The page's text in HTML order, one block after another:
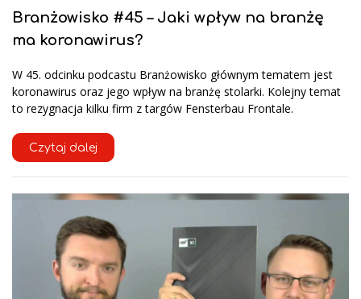
Branżowisko #45 – Jaki wpływ na branżę
ma koronawirus?
W 45. odcinku podcastu Branżowisko głównym tematem jest
koronawirus oraz jego wpływ na branżę stolarki. Kolejny temat
to rezygnacja kilku firm z targów Fensterbau Frontale.
Czytaj dalej